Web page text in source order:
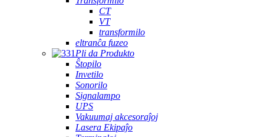
CT
VT
transformilo
eltranĉa fuzeo
Pli da Produkto
Ŝtopilo
Invetilo
Sonorilo
Signalampo
UPS
Vakuumaj akcesoraĵoj
Lasera Ekipaĵo